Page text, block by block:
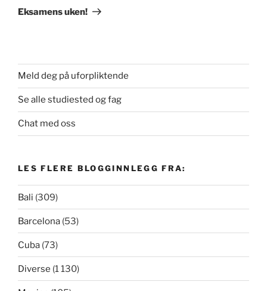
innlegg
Eksamens uken!
Meld deg på uforpliktende
Se alle studiested og fag
Chat med oss
LES FLERE BLOGGINNLEGG FRA:
Bali (309)
Barcelona (53)
Cuba (73)
Diverse (1 130)